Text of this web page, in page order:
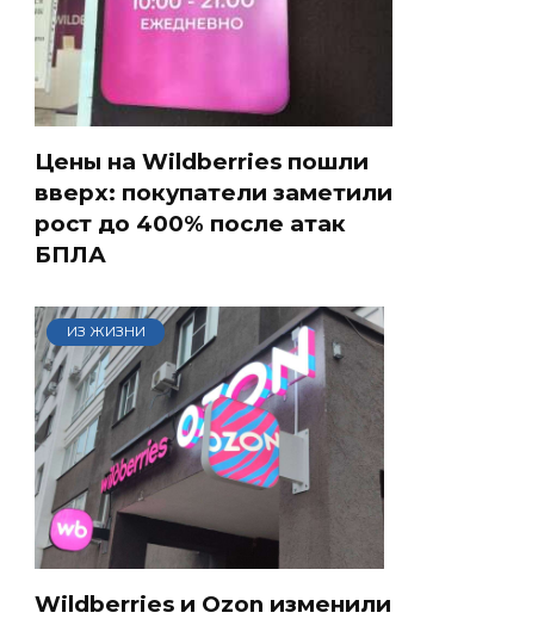
Цены на Wildberries пошли
вверх: покупатели заметили
рост до 400% после атак
БПЛА
ИЗ ЖИЗНИ
Wildberries и Ozon изменили